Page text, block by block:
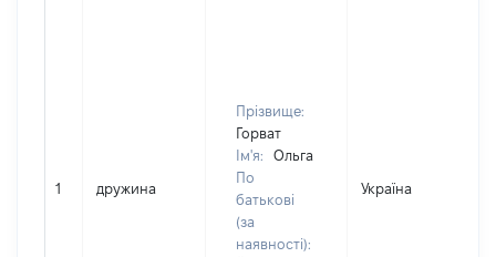
1 дружина
Прізвище:
Горват
Ім'я:
Ольга
По
батькові
(за
наявності):
Україна